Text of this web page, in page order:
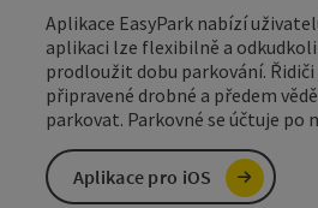
Aplikace EasyPark nabízí
aplikaci lze flexibilně a
prodloužit dobu parkování.
připravené drobné a předem
parkovat. Parkovné se účtuje po
Aplikace pro iOS